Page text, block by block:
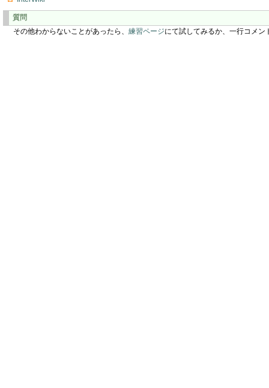
質問
その他わからないことがあったら、 練習ページにて試してみるか、一行コメン